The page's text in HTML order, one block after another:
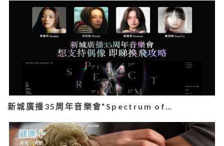
新城廣播35周年音樂會“Spectrum of…